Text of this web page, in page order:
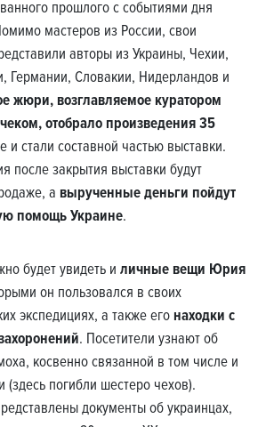
прошлого с событиями дня
мастеров из России, свои
авторы из Украины, Чехии,
Германии, Словакии, Нидерландов и
жюри, возглавляемое куратором
отобрало произведения 35
и стали составной частью выставки.
после закрытия выставки будут
а вырученные деньги пойдут
помощь Украине.
будет увидеть и личные вещи Юрия
он пользовался в своих
экспедициях, а также его находки с
. Посетители узнают об
косвенно связанной в том числе и
(здесь погибли шестеро чехов).
документы об украинцах,